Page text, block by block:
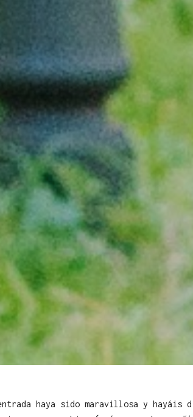
haya sido maravillosa y hayáis